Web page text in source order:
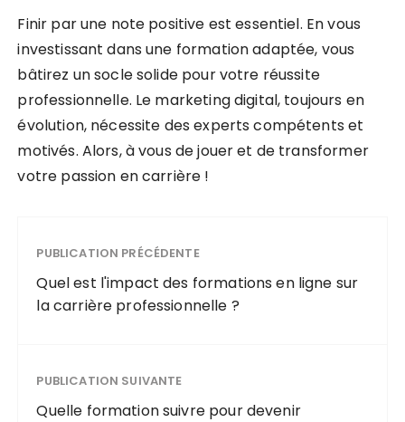
Finir par une note positive est essentiel. En vous
investissant dans une formation adaptée, vous
bâtirez un socle solide pour votre réussite
professionnelle. Le marketing digital, toujours en
évolution, nécessite des experts compétents et
motivés. Alors, à vous de jouer et de transformer
votre passion en carrière !
PUBLICATION PRÉCÉDENTE
Quel est l'impact des formations en ligne sur
la carrière professionnelle ?
PUBLICATION SUIVANTE
Quelle formation suivre pour devenir